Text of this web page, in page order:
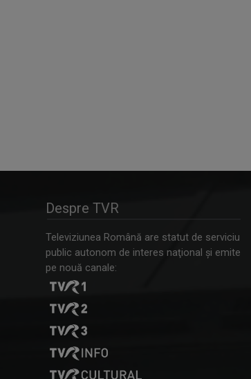
Despre TVR
Televiziunea Română are statut de serviciu
public autonom de interes naţional şi emite
pe nouă canale: